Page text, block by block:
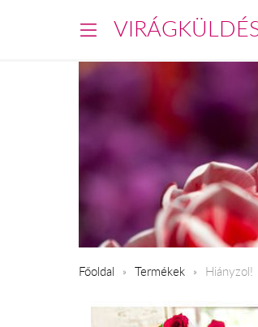
Főoldal Termékek Hiányzol!